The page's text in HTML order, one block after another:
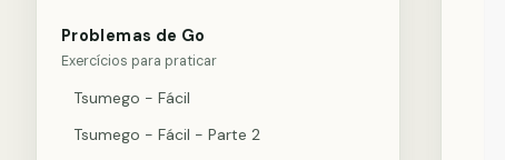
Problemas de Go
Exercícios para praticar
Tsumego - Fácil
Tsumego - Fácil - Parte 2